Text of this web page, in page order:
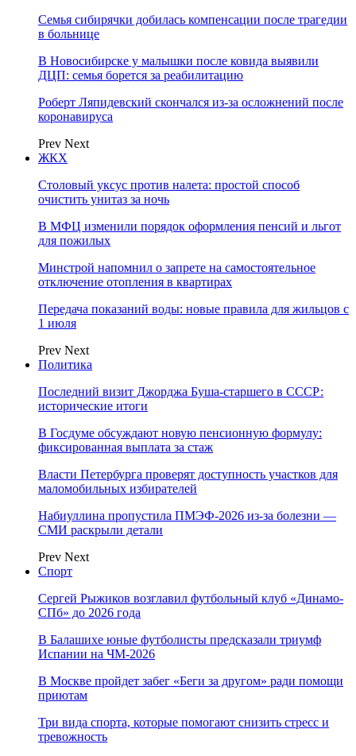
Семья сибирячки добилась компенсации после трагедии
в больнице
В Новосибирске у малышки после ковида выявили
ДЦП: семья борется за реабилитацию
Роберт Ляпидевский скончался из-за осложнений после
коронавируса
Prev Next
ЖКХ
Столовый уксус против налета: простой способ
очистить унитаз за ночь
В МФЦ изменили порядок оформления пенсий и льгот
для пожилых
Минстрой напомнил о запрете на самостоятельное
отключение отопления в квартирах
Передача показаний воды: новые правила для жильцов с
1 июля
Prev Next
Политика
Последний визит Джорджа Буша-старшего в СССР:
исторические итоги
В Госдуме обсуждают новую пенсионную формулу:
фиксированная выплата за стаж
Власти Петербурга проверят доступность участков для
маломобильных избирателей
Набиуллина пропустила ПМЭФ-2026 из-за болезни —
СМИ раскрыли детали
Prev Next
Спорт
Сергей Рыжиков возглавил футбольный клуб «Динамо-
СПб» до 2026 года
В Балашихе юные футболисты предсказали триумф
Испании на ЧМ-2026
В Москве пройдет забег «Беги за другом» ради помощи
приютам
Три вида спорта, которые помогают снизить стресс и
тревожность